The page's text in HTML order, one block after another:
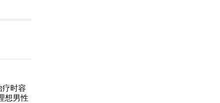
疗时容
想男性